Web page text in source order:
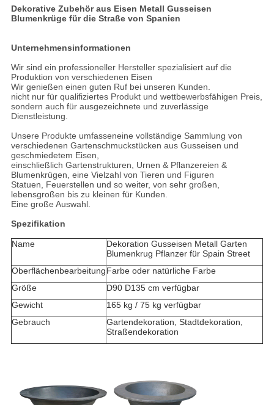
Dekorative Zubehör aus Eisen Metall Gusseisen
Blumenkrüge für die Straße von Spanien
Unternehmensinformationen
Wir sind ein professioneller Hersteller spezialisiert auf die
Produktion von verschiedenen Eisen
Wir genießen einen guten Ruf bei unseren Kunden.
nicht nur für qualifiziertes Produkt und wettbewerbsfähigen Preis,
sondern auch für ausgezeichnete und zuverlässige
Dienstleistung.
Unsere Produkte umfasseneine vollständige Sammlung von
verschiedenen Gartenschmuckstücken aus Gusseisen und
geschmiedetem Eisen,
einschließlich Gartenstrukturen, Urnen & Pflanzereien &
Blumenkrügen, eine Vielzahl von Tieren und Figuren
Statuen, Feuerstellen und so weiter, von sehr großen,
lebensgroßen bis zu kleinen für Kunden.
Eine große Auswahl.
Spezifikation
Name
Dekoration Gusseisen Metall Garten
Blumenkrug Pflanzer für Spain Street
OberflächenbearbeitungFarbe oder natürliche Farbe
Größe
D90 D135 cm verfügbar
Gewicht
165 kg / 75 kg verfügbar
Gebrauch
Gartendekoration, Stadtdekoration,
Straßendekoration